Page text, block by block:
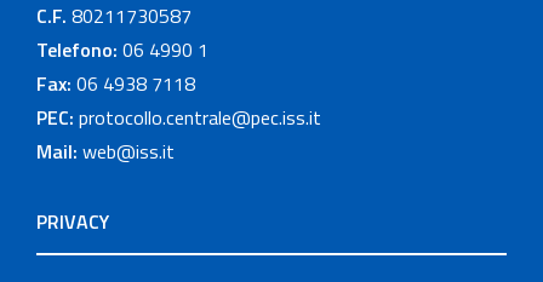
C.F. 80211730587
Telefono: 06 4990 1
Fax: 06 4938 7118
PEC: protocollo.centrale@pec.iss.it
Mail: web@iss.it
PRIVACY